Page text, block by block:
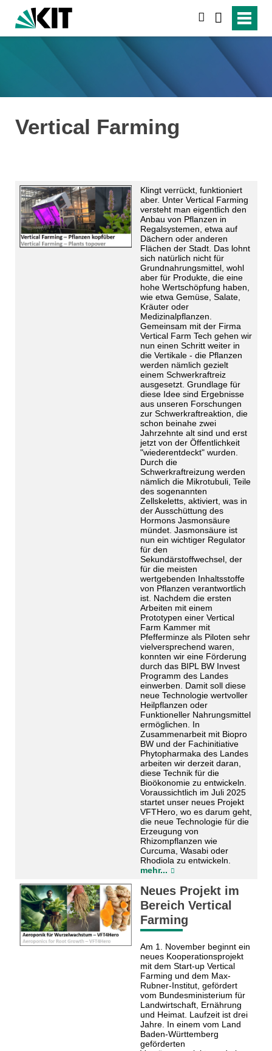
Vertical Farming
Klingt verrückt, funktioniert
aber. Unter Vertical Farming
versteht man eigentlich den
Anbau von Pflanzen in
Regalsystemen, etwa auf
Dächern oder anderen
Flächen der Stadt. Das lohnt
sich natürlich nicht für
Grundnahrungsmittel, wohl
aber für Produkte, die eine
hohe Wertschöpfung haben,
wie etwa Gemüse, Salate,
Kräuter oder
Medizinalpflanzen.
Gemeinsam mit der Firma
Vertical Farm Tech gehen wir
nun einen Schritt weiter in
die Vertikale - die Pflanzen
werden nämlich gezielt
einem Schwerkraftreiz
ausgesetzt. Grundlage für
diese Idee sind Ergebnisse
aus unseren Forschungen
zur Schwerkraftreaktion, die
schon beinahe zwei
Jahrzehnte alt sind und erst
jetzt von der Öffentlichkeit
"wiederentdeckt" wurden.
Durch die
Schwerkraftreizung werden
nämlich die Mikrotubuli, Teile
des sogenannten
Zellskeletts, aktiviert, was in
der Ausschüttung des
Hormons Jasmonsäure
mündet. Jasmonsäure ist
nun ein wichtiger Regulator
für den
Sekundärstoffwechsel, der
für die meisten
wertgebenden Inhaltsstoffe
von Pflanzen verantwortlich
ist. Nachdem die ersten
Arbeiten mit einem
Prototypen einer Vertical
Farm Kammer mit
Pfefferminze als Piloten sehr
vielversprechend waren,
konnten wir eine Förderung
durch das BIPL BW Invest
Programm des Landes
einwerben. Damit soll diese
neue Technologie wertvoller
Heilpflanzen oder
Funktioneller Nahrungsmittel
ermöglichen. In
Zusammenarbeit mit Biopro
BW und der Fachinitiative
Phytopharmaka des Landes
arbeiten wir derzeit daran,
diese Technik für die
Bioökonomie zu entwickeln.
Voraussichtlich im Juli 2025
startet unser neues Projekt
VFTHero, wo es darum geht,
die neue Technologie für die
Erzeugung von
Rhizompflanzen wie
Curcuma, Wasabi oder
Rhodiola zu entwickeln.
mehr...
Neues Projekt im
Bereich Vertical
Farming
Am 1. November beginnt ein
neues Kooperationsprojekt
mit dem Start-up Vertical
Farming und dem Max-
Rubner-Institut, gefördert
vom Bundesministerium für
Landwirtschaft, Ernährung
und Heimat. Laufzeit ist drei
Jahre. In einem vom Land
Baden-Württemberg
geförderten